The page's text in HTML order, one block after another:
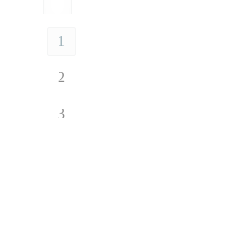
1
2
3